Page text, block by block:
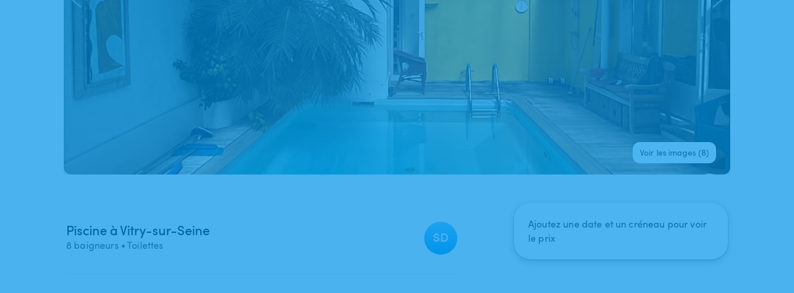
Voir les images (8)
Piscine à Vitry-sur-Seine
8 baigneurs • Toilettes
SD
Ajoutez une date et un créneau pour voir
le prix